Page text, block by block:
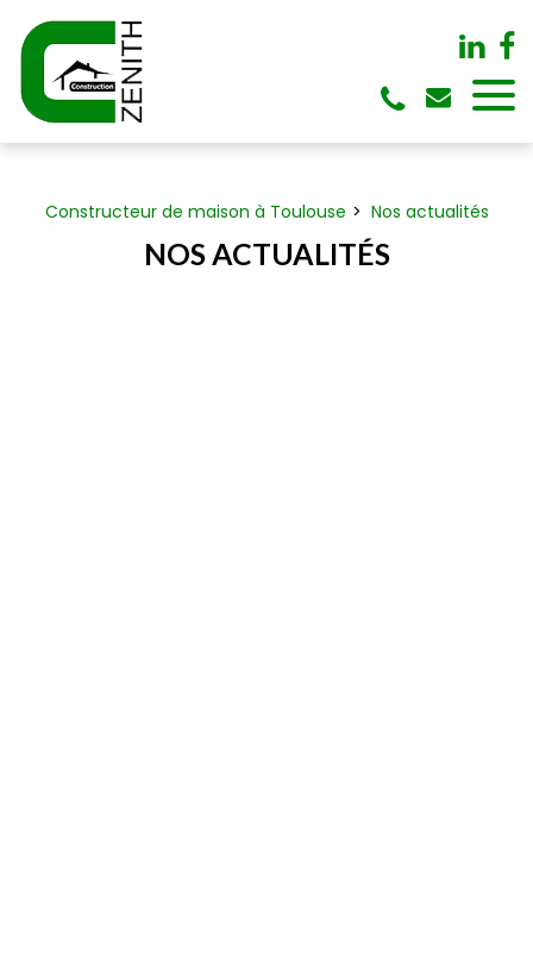
Constructeur de maison à Toulouse Nos actualités
NOS ACTUALITÉS